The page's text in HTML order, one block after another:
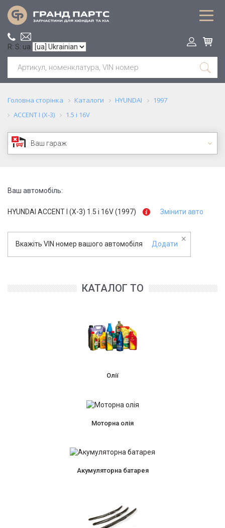
R: S: ua
Головна сторінка Каталоги HYUNDAI
1997
ACCENT I (X-3)
1.5 i 16V
Ваш гараж
Ваш автомобіль:
HYUNDAI ACCENT I (X-3) 1.5 i 16V (1997) Змінити авто
Вкажіть VIN номер вашого автомобіля Додати
×
КАТАЛОГ ТО
Олії
Моторна олія
Акумуляторна батарея